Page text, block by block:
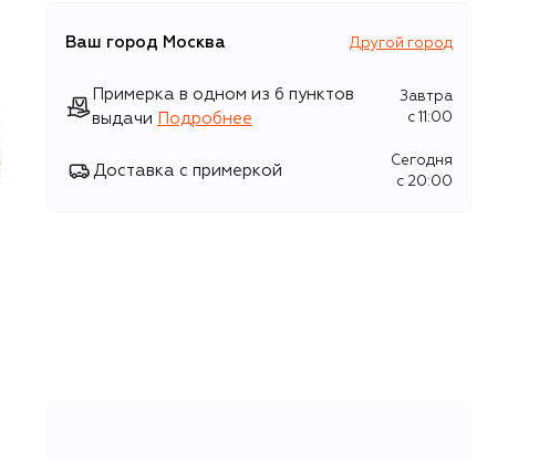
Ваш город Москва Другой город
Примерка в одном из 6 пунктов
выдачи
Подробнее
Завтра
c 11:00
Доставка с примеркой
Сегодня
c 20:00